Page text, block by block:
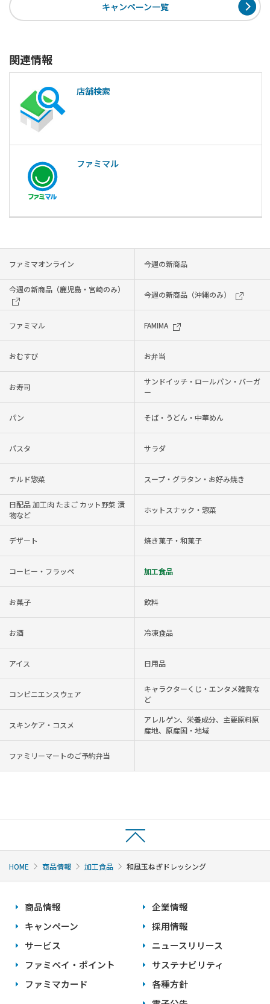
キャンペーン一覧
関連情報
店舗検索
ファミマル
ファミマオンライン 今週の新商品
今週の新商品（鹿児島・宮崎のみ）
今週の新商品（沖縄のみ）
ファミマル FAMIMA
おむすび お弁当
お寿司
サンドイッチ・ロールパン・バーガ
ー
パン そば・うどん・中華めん
パスタ サラダ
チルド惣菜 スープ・グラタン・お好み焼き
日配品 加工肉 たまご カット野菜 漬
物など
ホットスナック・惣菜
デザート 焼き菓子・和菓子
コーヒー・フラッペ 加工食品
お菓子 飲料
お酒 冷凍食品
アイス 日用品
コンビニエンスウェア
キャラクターくじ・エンタメ雑貨な
ど
スキンケア・コスメ
アレルゲン、栄養成分、主要原料原
産地、原産国・地域
ファミリーマートのご予約弁当
HOME 商品情報 加工食品 和風玉ねぎドレッシング
商品情報
キャンペーン
サービス
ファミペイ・ポイント
ファミマカード
企業情報
採用情報
ニュースリリース
サステナビリティ
各種方針